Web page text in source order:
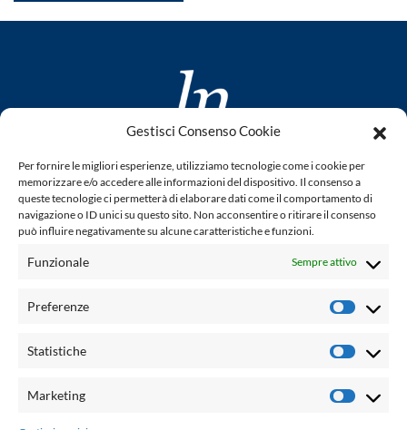
Gestisci Consenso Cookie
Per fornire le migliori esperienze, utilizziamo tecnologie come i cookie per
memorizzare e/o accedere alle informazioni del dispositivo. Il consenso a
queste tecnologie ci permetterà di elaborare dati come il comportamento di
navigazione o ID unici su questo sito. Non acconsentire o ritirare il consenso
può influire negativamente su alcune caratteristiche e funzioni.
Funzionale Sempre attivo
Preferenze
Statistiche
Marketing
www.laletteraturaenoi.it
fondato da Romano Luperini
Questo blog non rappresenta una testata giornalistica in
quanto viene aggiornato senza alcuna periodicità. Non può
legge n° 62 del 7.03.2001. L'autore non è responsabile per
email: